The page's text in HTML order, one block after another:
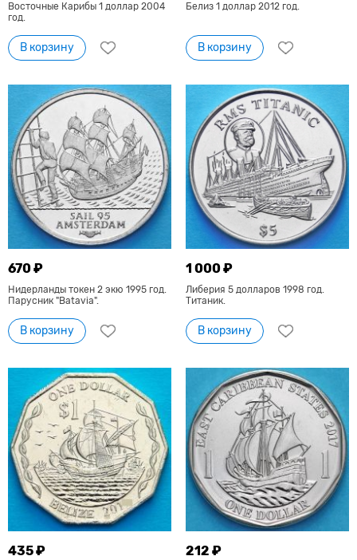
Восточные Карибы 1 доллар 2004
год.
В корзину
Белиз 1 доллар 2012 год.
В корзину
670 ₽
Нидерланды токен 2 экю 1995 год.
Парусник "Batavia".
В корзину
1 000 ₽
Либерия 5 долларов 1998 год.
Титаник.
В корзину
435 ₽ 212 ₽